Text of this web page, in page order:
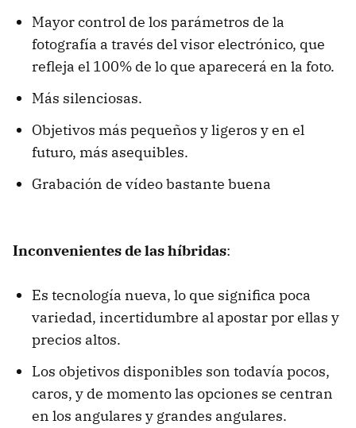
Mayor control de los parámetros de la
fotografía a través del visor electrónico, que
refleja el 100% de lo que aparecerá en la foto.
Más silenciosas.
Objetivos más pequeños y ligeros y en el
futuro, más asequibles.
Grabación de vídeo bastante buena
Inconvenientes de las híbridas:
Es tecnología nueva, lo que significa poca
variedad, incertidumbre al apostar por ellas y
precios altos.
Los objetivos disponibles son todavía pocos,
caros, y de momento las opciones se centran
en los angulares y grandes angulares.